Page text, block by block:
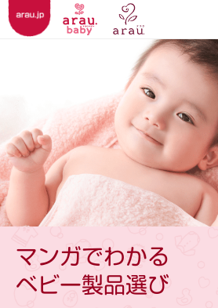
マンガでわかる
ベビー製品選び